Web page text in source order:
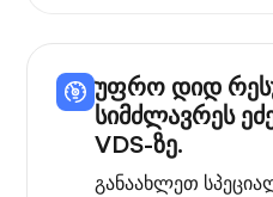
უფრო დიდ
სიმძლავრეს
VDS-ზე.
განაახლეთ